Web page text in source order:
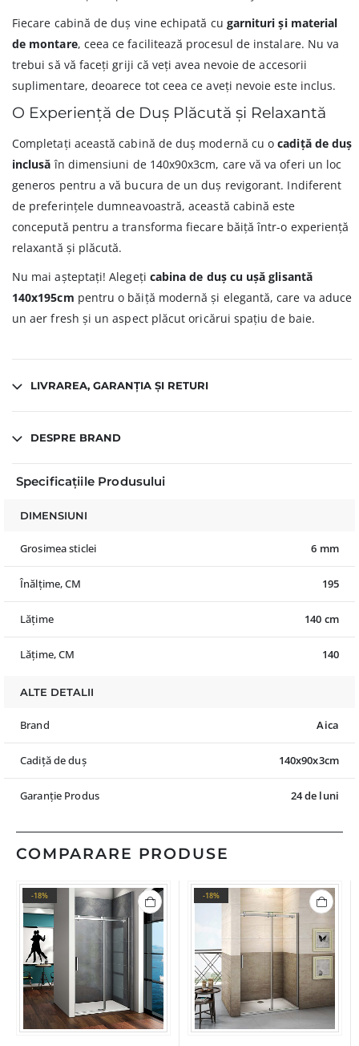
Fiecare cabină de duș vine echipată cu garnituri și material
de montare, ceea ce facilitează procesul de instalare. Nu va
trebui să vă faceți griji că veți avea nevoie de accesorii
suplimentare, deoarece tot ceea ce aveți nevoie este inclus.
O Experiență de Duș Plăcută și Relaxantă
Completați această cabină de duș modernă cu ocadiță de duș
inclusă în dimensiuni de 140x90x3cm, care vă va oferi un loc
generos pentru a vă bucura de un duș revigorant. Indiferent
de preferințele dumneavoastră, această cabină este
concepută pentru a transforma fiecare băiță într-o experiență
relaxantă și plăcută.
Nu mai așteptați! Alegeți cabina de duș cu ușă glisantă
140x195cm pentru o băiță modernă și elegantă, care va aduce
un aer fresh și un aspect plăcut oricărui spațiu de baie.
LIVRAREA, GARANȚIA ȘI RETURI
DESPRE BRAND
Specificațiile Produsului
DIMENSIUNI
Grosimea sticlei 6 mm
Înălțime, CM 195
Lățime 140 cm
Lățime, CM 140
ALTE DETALII
Brand Aica
Cadiță de duș 140x90x3cm
Garanție Produs 24 de luni
COMPARARE PRODUSE
-18% -18%